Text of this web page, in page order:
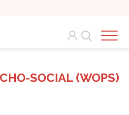
Search
SOCIAL (WOPS)